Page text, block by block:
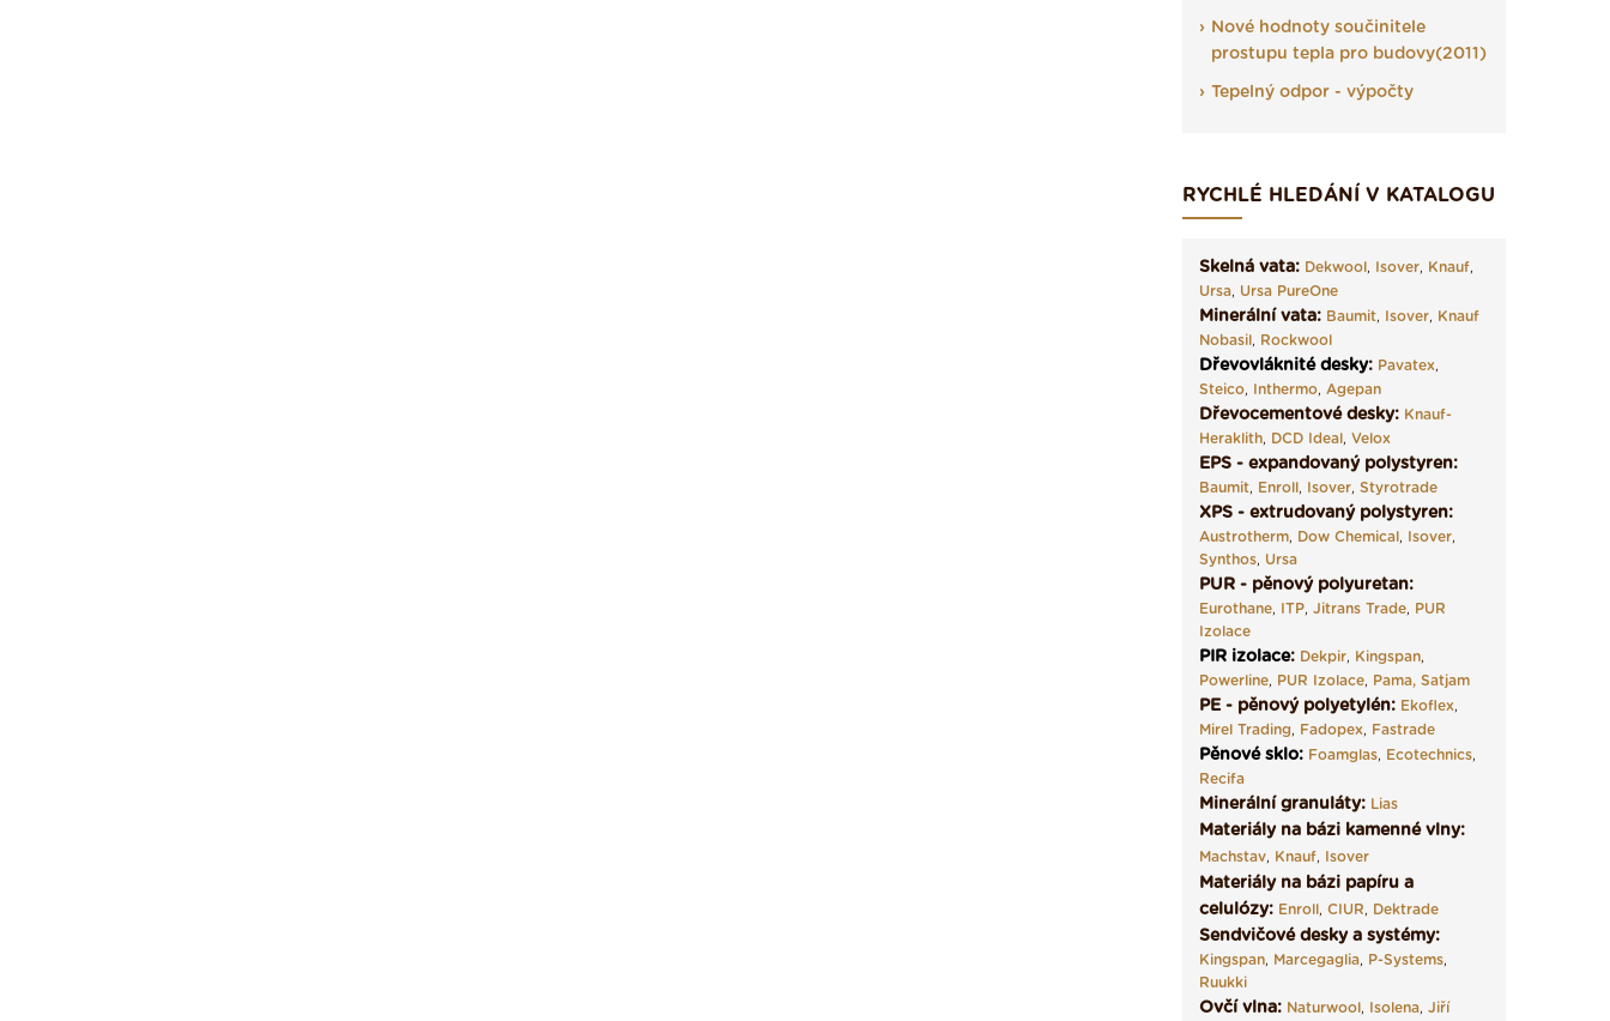
Nové hodnoty součinitele
prostupu tepla pro budovy(2011)
Tepelný odpor - výpočty
RYCHLÉ HLEDÁNÍ V KATALOGU
Skelná vata: Dekwool, Isover, Knauf,
Ursa, Ursa PureOne
Minerální vata: Baumit, Isover, Knauf
Nobasil, Rockwool
Dřevovláknité desky: Pavatex,
Steico, Inthermo, Agepan
Dřevocementové desky: Knauf-
Heraklith, DCD Ideal, Velox
EPS - expandovaný polystyren:
Baumit, Enroll, Isover, Styrotrade
XPS - extrudovaný polystyren:
Austrotherm, Dow Chemical, Isover,
Synthos, Ursa
PUR - pěnový polyuretan:
Eurothane, ITP, Jitrans Trade, PUR
Izolace
PIR izolace: Dekpir, Kingspan,
Powerline, PUR Izolace, Pama, Satjam
PE - pěnový polyetylén: Ekoflex,
Mirel Trading, Fadopex, Fastrade
Pěnové sklo: Foamglas, Ecotechnics,
Recifa
Minerální granuláty: Lias
Materiály na bázi kamenné vlny:
Machstav, Knauf, Isover
Materiály na bázi papíru a
celulózy: Enroll, CIUR, Dektrade
Sendvičové desky a systémy:
Kingspan, Marcegaglia, P-Systems,
Ruukki
Ovčí vlna: Naturwool, Isolena, Jiří